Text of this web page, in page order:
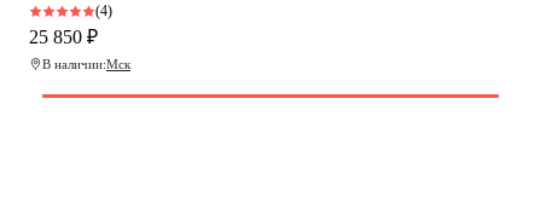
(4)
25 850 ₽
В наличии:Мск